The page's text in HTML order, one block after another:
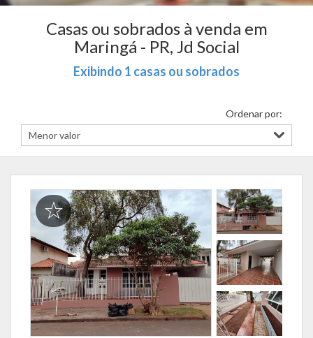
Casas ou sobrados à venda em
Maringá - PR, Jd Social
Exibindo 1 casas ou sobrados
Ordenar por: